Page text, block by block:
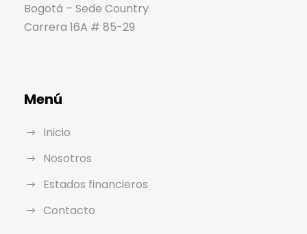
Bogotá – Sede Country
Carrera 16A # 85-29
Menú
Inicio
Nosotros
Estados financieros
Contacto